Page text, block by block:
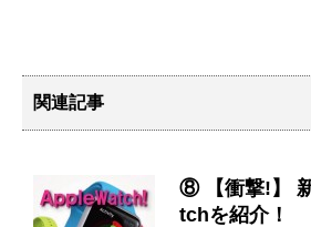
関連記事
⑧ 【衝撃!】
tchを紹介！